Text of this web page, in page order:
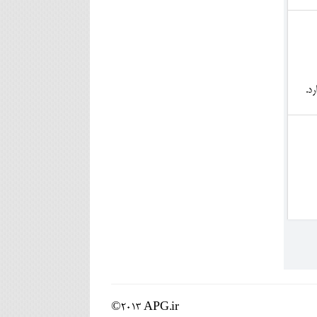
©2013 APG.ir